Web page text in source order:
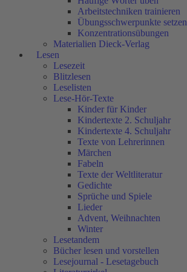
Arbeitstechniken trainieren
Übungsschwerpunkte setzen
Konzentrationsübungen
Materialien Dieck-Verlag
Lesen
Lesezeit
Blitzlesen
Leselisten
Lese-Hör-Texte
Kinder für Kinder
Kindertexte 2. Schuljahr
Kindertexte 4. Schuljahr
Texte von Lehrerinnen
Märchen
Fabeln
Texte der Weltliteratur
Gedichte
Sprüche und Spiele
Lieder
Advent, Weihnachten
Winter
Lesetandem
Bücher lesen und vorstellen
Lesejournal - Lesetagebuch